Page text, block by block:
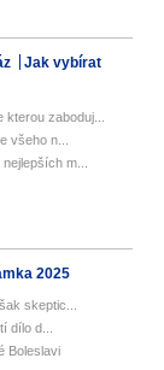
Jak vybírat
zaboduj...
všeho n...
m...
2025
skeptic...
dílo d...
Boleslavi